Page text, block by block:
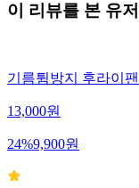
이 리뷰를 본 유
기름튐방지 후라이
13,000원
24%9,900원